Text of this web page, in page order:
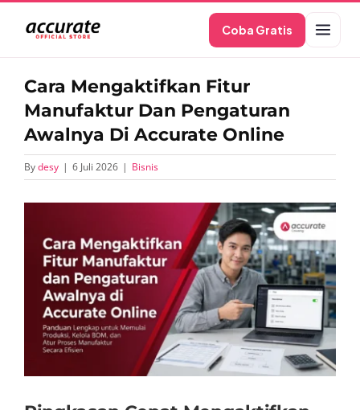
content
Coba Gratis
Cara Mengaktifkan Fitur
Manufaktur Dan Pengaturan
Awalnya Di Accurate Online
Bydesy | 6 Juli 2026 | Bisnis
Larger
Image